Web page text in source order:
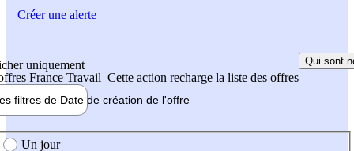
uniquement
France Travail Cette action recharge la liste des offres
Qui sont
filtres de Date de création de l'offre
création de l'offre
Un jour
Créer une alerte